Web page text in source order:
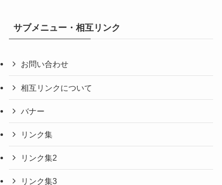
サブメニュー・相互リンク
お問い合わせ
相互リンクについて
バナー
リンク集
リンク集2
リンク集3